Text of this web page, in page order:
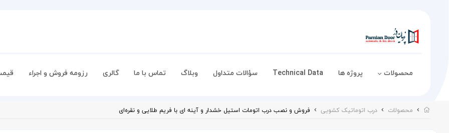
محصولات پروژه ها Technical Data سؤالات متداول وبلاگ تماس با ما گالری رزومه فروش و اجراء
محصولات درب اتوماتیک کشویی فروش و نصب درب اتومات استیل خشدار و آینه ای با فریم طلایی و نقره‌ای